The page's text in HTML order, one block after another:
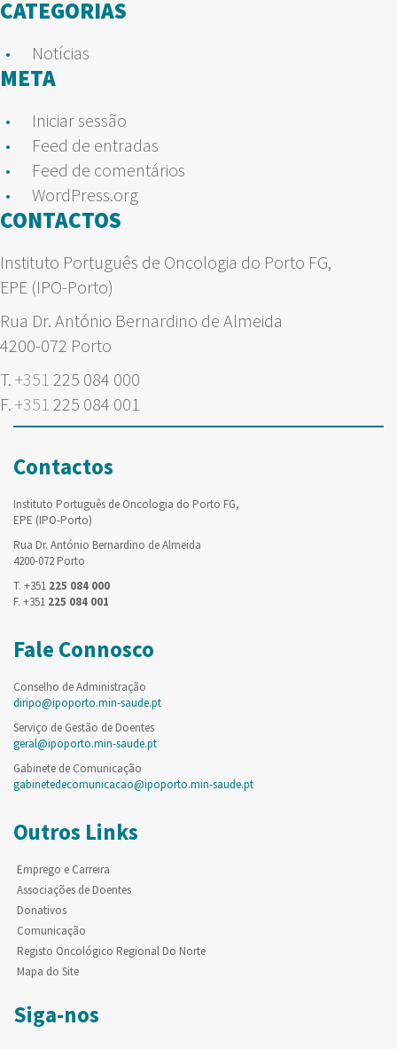
CATEGORIAS
Notícias
META
Iniciar sessão
Feed de entradas
Feed de comentários
WordPress.org
CONTACTOS
Instituto Português de Oncologia do Porto FG,
EPE (IPO-Porto)
Rua Dr. António Bernardino de Almeida
4200-072 Porto
T. +351 225 084 000
F. +351 225 084 001
Contactos
Instituto Português de Oncologia do Porto FG,
EPE (IPO-Porto)
Rua Dr. António Bernardino de Almeida
4200-072 Porto
T. +351 225 084 000
F. +351 225 084 001
Fale Connosco
Conselho de Administração
diripo@ipoporto.min-saude.pt
Serviço de Gestão de Doentes
geral@ipoporto.min-saude.pt
Gabinete de Comunicação
gabinetedecomunicacao@ipoporto.min-saude.pt
Outros Links
Emprego e Carreira
Associações de Doentes
Donativos
Comunicação
Registo Oncológico Regional Do Norte
Mapa do Site
Siga-nos